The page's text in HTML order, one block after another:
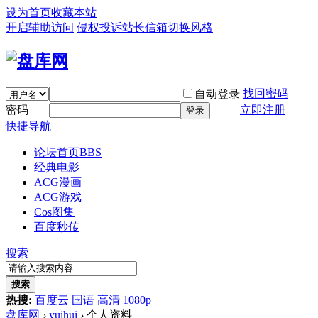
设为首页收藏本站
开启辅助访问 侵权投诉站长信箱切换风格
自动登录 找回密码
密码
登录
立即注册
快捷导航
论坛首页BBS
经典电影
ACG漫画
ACG游戏
Cos图集
百度秒传
搜索
搜索
热搜: 百度云 国语 高清 1080p
盘库网 › yuihui › 个人资料